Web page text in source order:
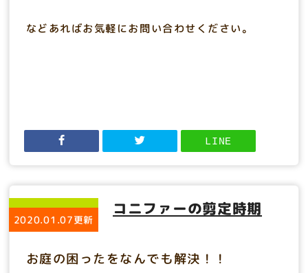
などあればお気軽にお問い合わせください。
LINE
2020.01.07更新
コニファーの剪定時期
お庭の困ったをなんでも解決！！